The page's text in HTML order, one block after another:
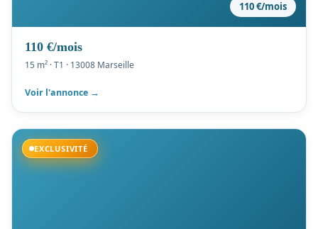
110 €/mois
110 €/mois
15 m² · T1 · 13008 Marseille
Voir l'annonce →
EXCLUSIVITÉ
Disponible